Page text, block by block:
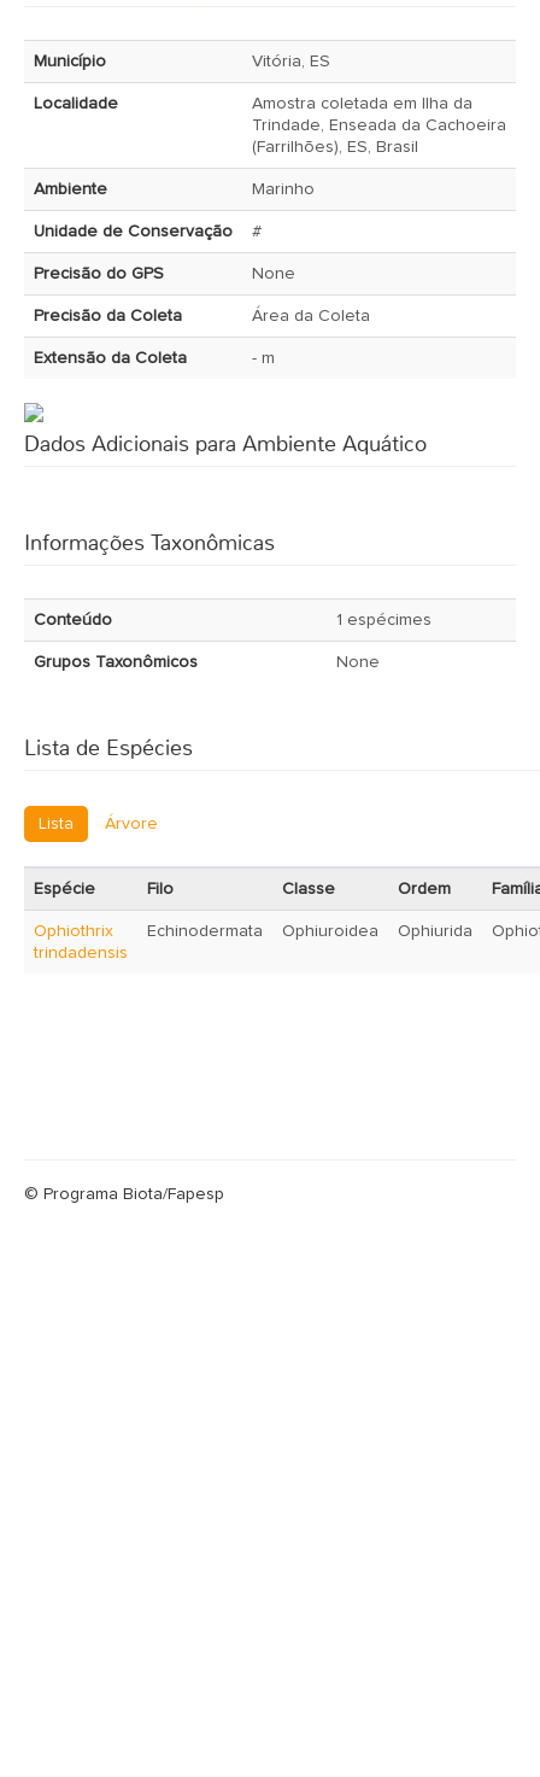
Município Vitória, ES
Localidade
Amostra coletada em Ilha da
Trindade, Enseada da Cachoeira
(Farrilhões), ES, Brasil
Ambiente Marinho
Unidade de Conservação #
Precisão do GPS None
Precisão da Coleta Área da Coleta
Extensão da Coleta - m
Dados Adicionais para Ambiente Aquático
Informações Taxonômicas
Conteúdo 1 espécimes
Grupos Taxonômicos None
Lista de Espécies
Lista Árvore
Espécie Filo Classe Ordem
Ophiothrix
trindadensis
Echinodermata Ophiuroidea Ophiurida
© Programa Biota/Fapesp